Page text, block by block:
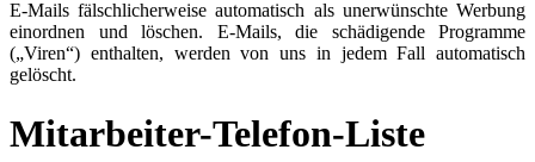
E-Mails fälschlicherweise automatisch als unerwünschte Werbung
einordnen und löschen. E-Mails, die schädigende Programme
(„Viren“) enthalten, werden von uns in jedem Fall automatisch
gelöscht.
Mitarbeiter-Telefon-Liste